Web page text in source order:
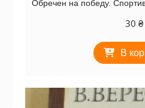
Обречен на победу.
30 ₴
В